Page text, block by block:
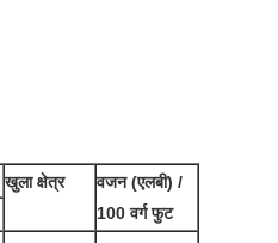
खुला क्षेत्र
वजन (एलबी) /
100 वर्ग फुट